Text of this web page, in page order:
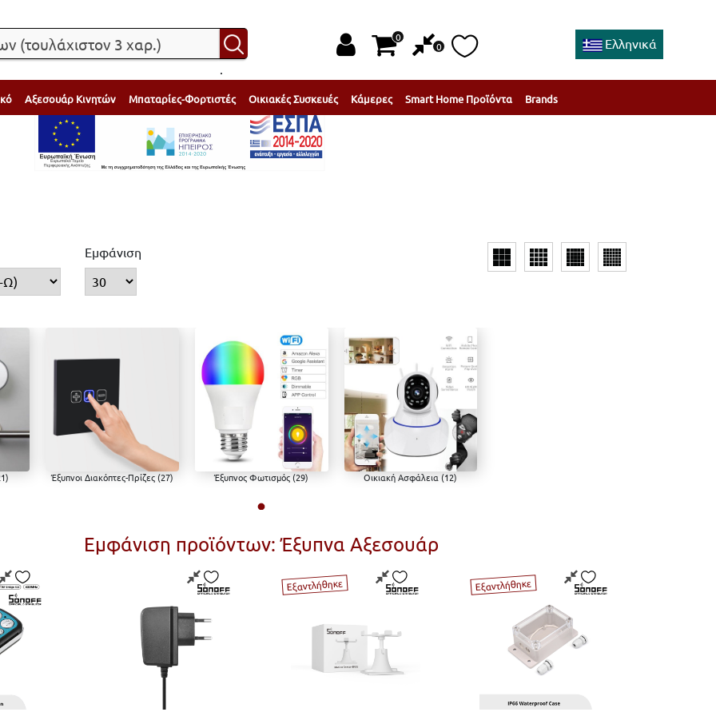
.
0
0 Ελληνικά
Αξεσουάρ Κινητών Μπαταρίες-Φορτιστές Οικιακές Συσκευές Κάμερες Smart Home Προϊόντα Brands
Εμφάνιση
Έξυπνοι Διακόπτες-
Έξυπνοι Διακόπτες-Πρίζες (27) Έξυπνος Φωτισμός
Έξυπνος Φωτισμός (29) Οικιακή Ασφάλεια
Οικιακή Ασφάλεια (12)
Εμφάνιση προϊόντων: Έξυπνα Αξεσουάρ
Εξαντλήθηκε Εξαντλήθηκε